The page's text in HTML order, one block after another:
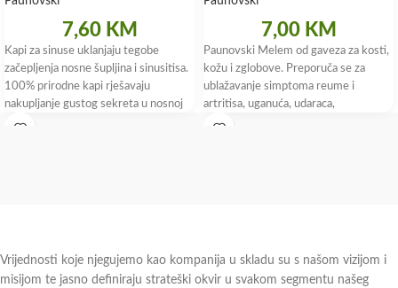
7,60 KM
Kapi za sinuse uklanjaju tegobe
začepljenja nosne šupljina i sinusitisa.
100% prirodne kapi rješavaju
nakupljanje gustog sekreta u nosnoj
šupljini
7,00 KM
Paunovski Melem od gaveza za kosti,
kožu i zglobove. Preporuča se za
ublažavanje simptoma reume i
artritisa, uganuća, udaraca,
nagnječenje
Vrijednosti koje njegujemo kao kompanija u skladu su s našom vizijom i
misijom te jasno definiraju strateški okvir u svakom segmentu našeg